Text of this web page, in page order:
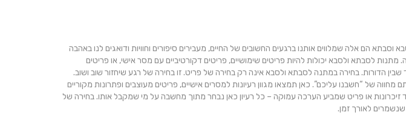
הם אלה שמלווים אותנו ברגעים החשובים של החיים, מעבירים סיפורים וחוויות ודואגים לנו באהבה
לסבתא ולסבא יכולות להיות פריטים שימושיים, פריטים דקורטיביים עם מסר אישי, או פריטים
הדורות. בחירה במתנה לסבתא ולסבא אינה רק בחירה של פריט. זו בחירה של רגע שיחזור שוב ושוב.
של “חשבנו עליכם”. כאן תמצאו מגוון רעיונות למסרים אישיים, פריטים מעוצבים ופתרונות מקוריים
או פריט שמביע הערכה עמוקה – כל רעיון כאן נבחר מתוך מחשבה על מי שמקבל אותו. בחירה של
לאורך זמן.